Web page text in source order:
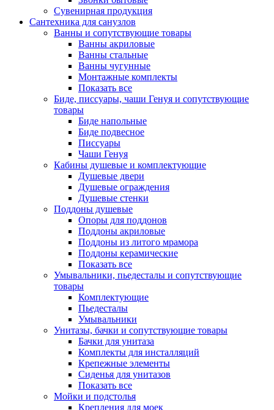
Сувенирная продукция
Сантехника для санузлов
Ванны и сопутствующие товары
Ванны акриловые
Ванны стальные
Ванны чугунные
Монтажные комплекты
Показать все
Биде, писсуары, чаши Генуя и сопутствующие
товары
Биде напольные
Биде подвесное
Писсуары
Чаши Генуя
Кабины душевые и комплектующие
Душевые двери
Душевые ограждения
Душевые стенки
Поддоны душевые
Опоры для поддонов
Поддоны акриловые
Поддоны из литого мрамора
Поддоны керамические
Показать все
Умывальники, пьедесталы и сопутствующие
товары
Комплектующие
Пьедесталы
Умывальники
Унитазы, бачки и сопутствующие товары
Бачки для унитаза
Комплекты для инсталляций
Крепежные элементы
Сиденья для унитазов
Показать все
Мойки и подстолья
Крепления для моек